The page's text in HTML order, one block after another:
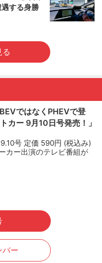
する身勝
る
ではなくPHEVで登
カー 9月10日号発売！」
号 定価 590円 (税込み)
カー出演のテレビ番組が
バー